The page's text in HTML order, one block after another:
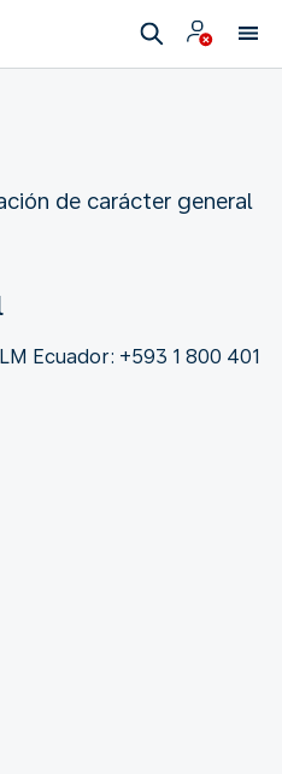
de carácter general
Ecuador: +593 1 800 401